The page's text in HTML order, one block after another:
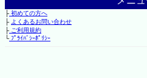
├初めての方へ
├ よくあるお問い合わせ
├ご利用規約
└ﾌﾟﾗｲﾊﾞｼｰﾎﾟﾘｼｰ